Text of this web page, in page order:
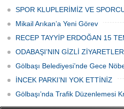
SPOR KLUPLERİMİZ VE
Mikail Arıkan’a Yeni Görev
RECEP TAYYİP ERDOĞAN 15
ODABAŞI’NIN GİZLİ
Gölbaşı Belediyesi’nde Gece
İNCEK PARKI’NI YOK ETTİNİZ
Gölbaşı’nda Trafik Düzenlemesi